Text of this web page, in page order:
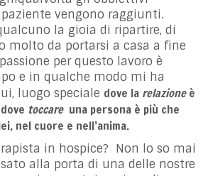
vengono raggiunti.
la gioia di ripartire, di
molto da portarsi a casa a fine
per questo lavoro è
e in qualche modo mi ha
luogo speciale dove la relazioneè
dove toccare una persona è più che
nel cuore e nell’anima.
in hospice? Non lo so mai
alla porta di una delle nostre